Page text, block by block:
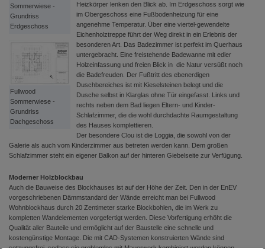
Sommerwiese -
Grundriss
Erdgeschoss
Fullwood
Sommerwiese -
Grundriss
Dachgeschoss
Heizkörper lenken den Blick ab. Im Erdgeschoss sorgt wie
im Obergeschoss eine Fußbodenheizung für eine
angenehme Temperatur. Über eine viertel-gewendelte
Eichenholztreppe führt der Weg direkt in ein Erlebnis der
besonderen Art. Das Badezimmer ist perfekt im Querhaus
untergebracht. Eine freistehende Badewanne mit edler
Holzeinfassung und freien Blick in die Natur versüßt noch
die Badefreuden. Der Fußtritt des ebenerdigen
Duschbereiches ist mit Kieselsteinen belegt und die
Dusche selbst in Klarglas ohne Tür eingefasst. Links und
rechts neben dem Bad liegen Eltern- und Kinder-
Schlafzimmer, die die wohl durchdachte Raumgestaltung
des Hauses komplettieren.
Der besondere Clou ist die Loggia, die sowohl von der
Galerie als auch vom Kinderzimmer aus betreten werden kann. Dem großen
Schlafzimmer steht ein eigener Balkon auf der hinteren Giebelseite zur Verfügung.
Moderner Holzblockbau
Auch die Bauweise des Blockhauses ist auf der Höhe der Zeit. Den in der EnEV
vorgeschriebenen Dämmstandard der Wände erreicht man bei Fullwood
Wohnblockhaus durch 20 Zentimeter starke Blockbohlen, die im Werk zu
kompletten Wandelementen vorgefertigt werden. Diese Vorfertigung erhöht die
Qualität aller Bauteile und ermöglicht auf der Baustelle eine schnelle und
kostengünstige Montage. Die mit CAD-Systemen konstruierten Wände sind